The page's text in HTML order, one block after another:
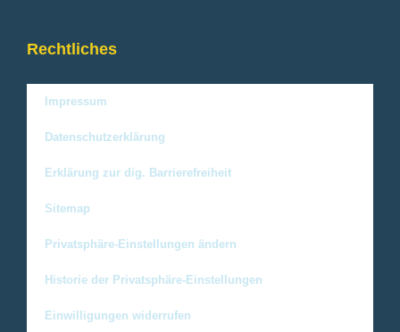
Rechtliches
Impressum
Datenschutzerklärung
Erklärung zur dig. Barrierefreiheit
Sitemap
Privatsphäre-Einstellungen ändern
Historie der Privatsphäre-Einstellungen
Einwilligungen widerrufen